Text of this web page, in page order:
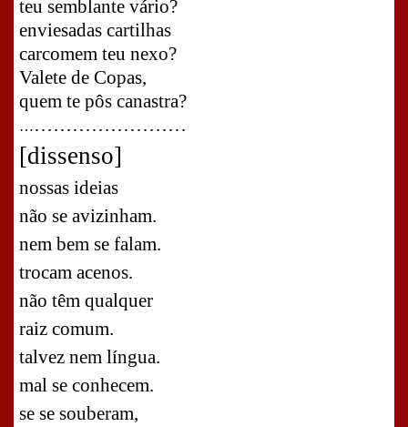
teu semblante vário?
enviesadas cartilhas
carcomem teu nexo?
Valete de Copas,
quem te pôs canastra?
………………………
[dissenso]
nossas ideias
não se avizinham.
nem bem se falam.
trocam acenos.
não têm qualquer
raiz comum.
talvez nem língua.
mal se conhecem.
se se souberam,